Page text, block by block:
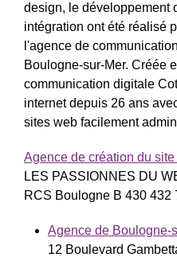
design, le développement
intégration ont été réalisé
l'agence de
Boulogne-sur-Mer. Créée
communication digitale
internet depuis 26 ans
sites web facilement
Agence de création du
LES PASSIONNES DU
RCS Boulogne B 430 432
Agence de Boulogne-
12 Boulevard